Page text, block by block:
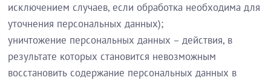
исключением случаев, если обработка необходима для
уточнения персональных данных);
уничтожение персональных данных – действия, в
результате которых становится невозможным
восстановить содержание персональных данных в